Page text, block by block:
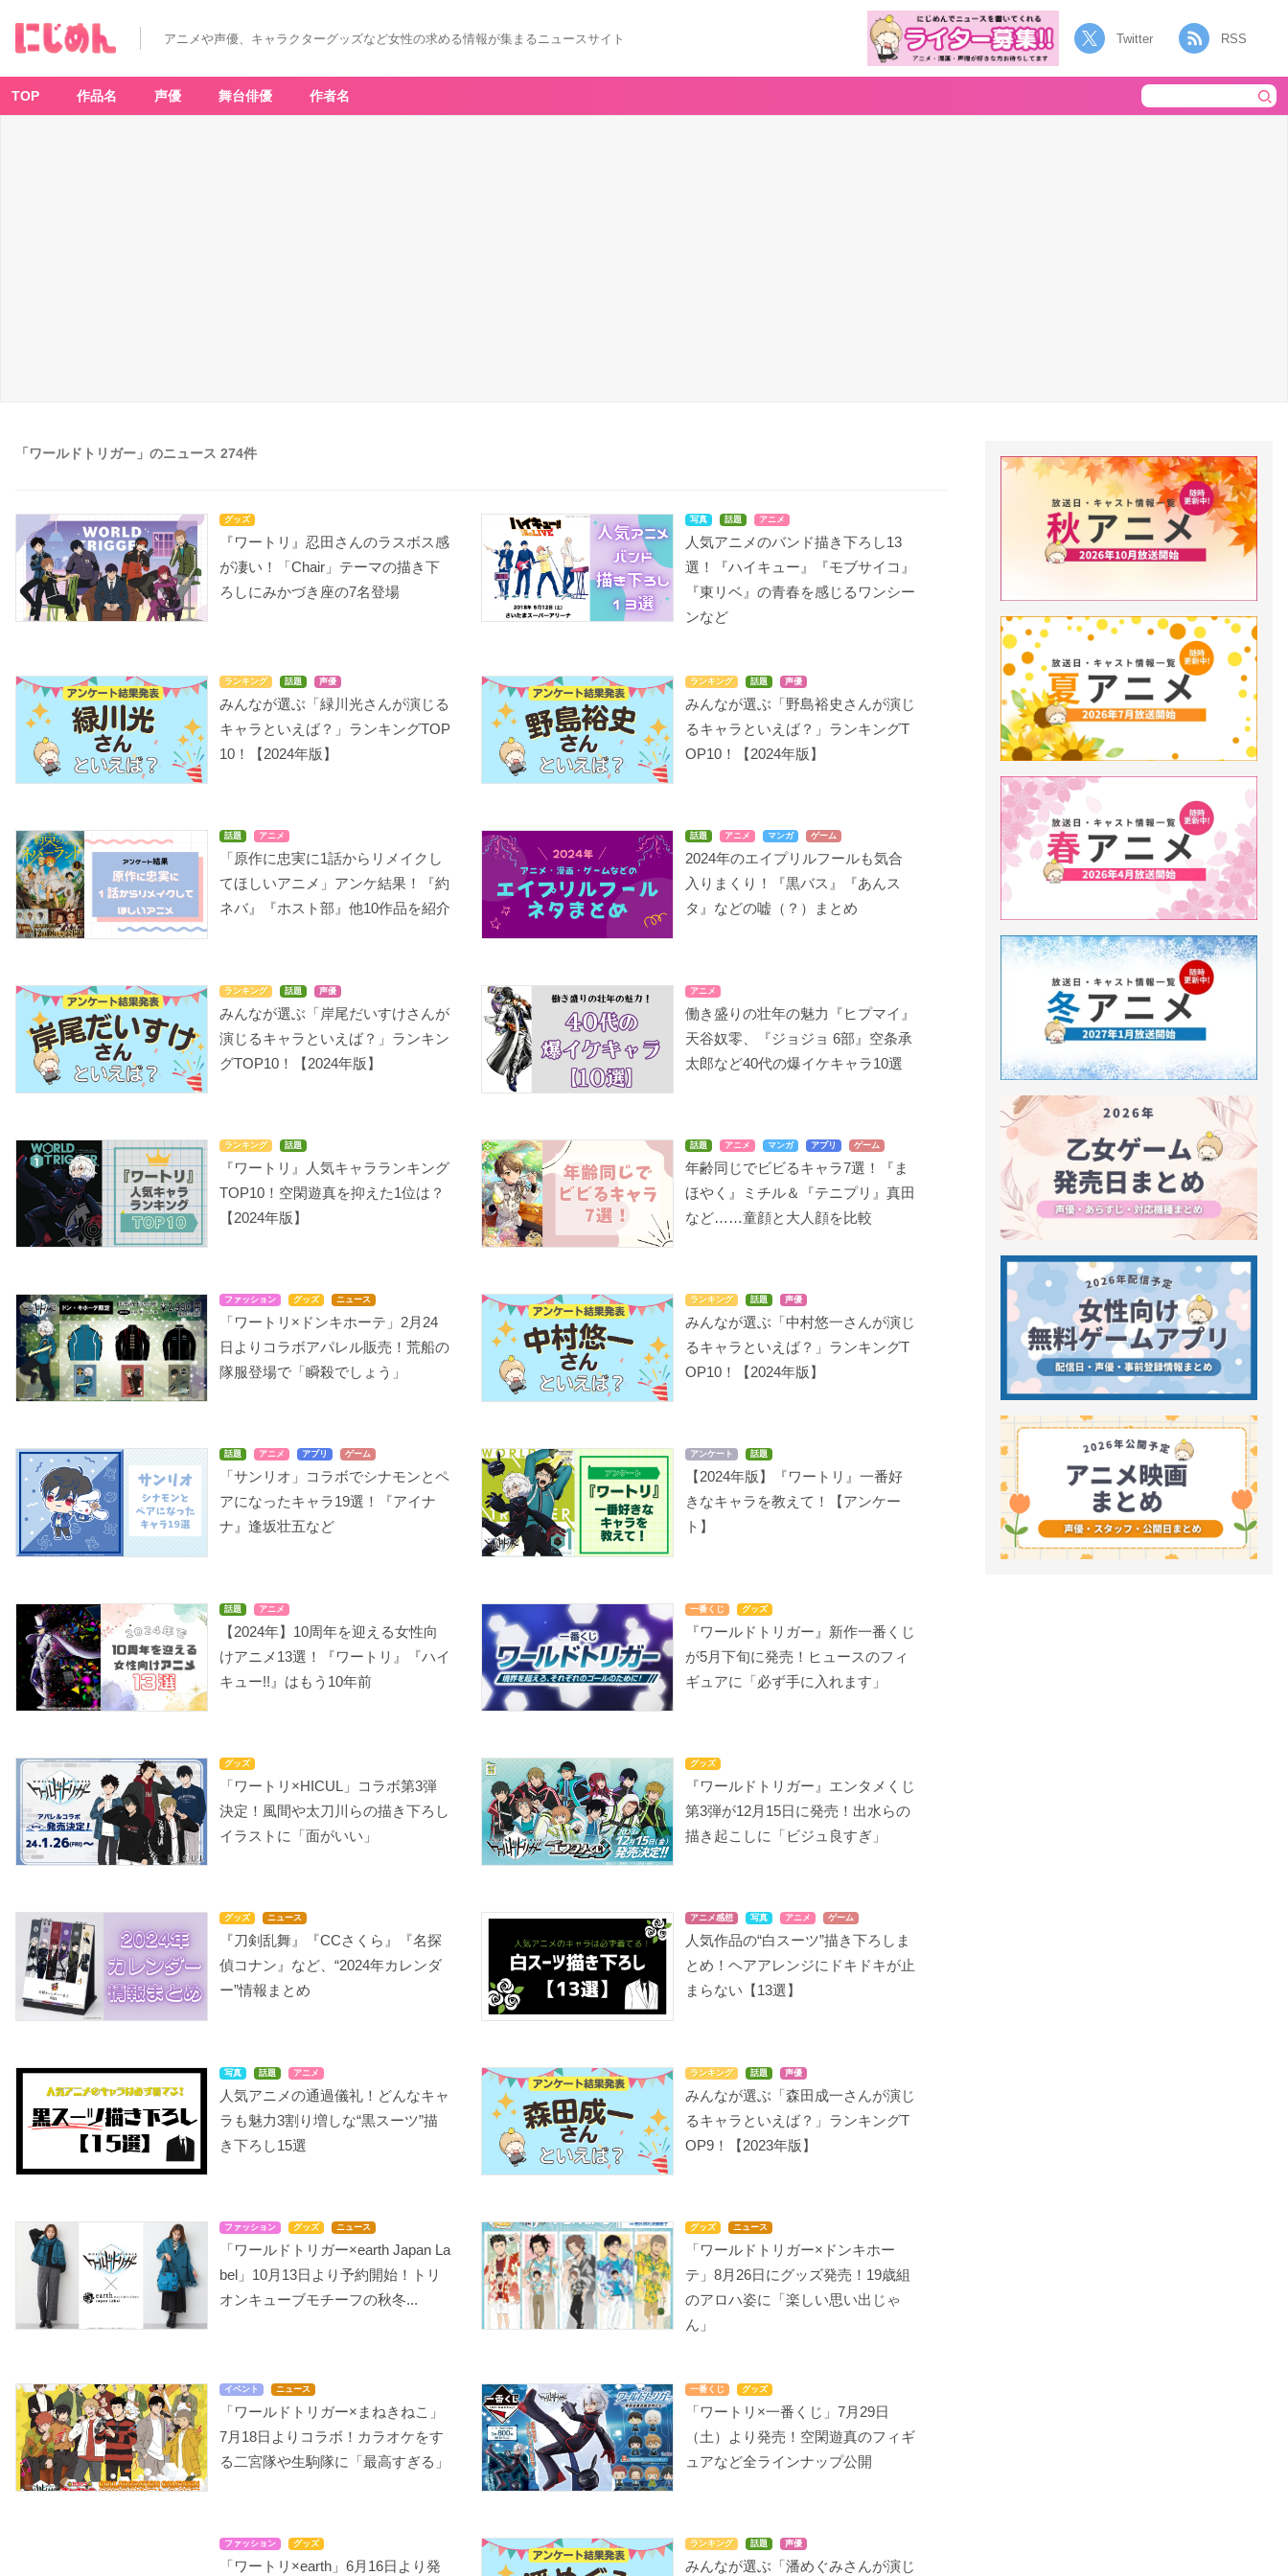
アニメや声優、キャラクターグッズなど女性の求める情報が集まるニュースサイト Twitter RSS
TOP 作品名 声優 舞台俳優 作者名
「ワールドトリガー」のニュース 274件
グッズ
『ワートリ』忍田さんのラスボス感
が凄い！「Chair」テーマの描き下
ろしにみかづき座の7名登場
写真 話題 アニメ
人気アニメのバンド描き下ろし13
選！『ハイキュー』『モブサイコ』
『東リベ』の青春を感じるワンシー
ンなど
ランキング 話題 声優
みんなが選ぶ「緑川光さんが演じる
キャラといえば？」ランキングTOP
10！【2024年版】
ランキング 話題 声優
みんなが選ぶ「野島裕史さんが演じ
るキャラといえば？」ランキングT
OP10！【2024年版】
話題 アニメ
「原作に忠実に1話からリメイクし
てほしいアニメ」アンケ結果！『約
ネバ』『ホスト部』他10作品を紹介
話題 アニメ マンガ ゲーム
2024年のエイプリルフールも気合
入りまくり！『黒バス』『あんス
タ』などの嘘（？）まとめ
ランキング 話題 声優
みんなが選ぶ「岸尾だいすけさんが
演じるキャラといえば？」ランキン
グTOP10！【2024年版】
アニメ
働き盛りの壮年の魅力『ヒプマイ』
天谷奴零、『ジョジョ 6部』空条承
太郎など40代の爆イケキャラ10選
ランキング 話題
『ワートリ』人気キャラランキング
TOP10！空閑遊真を抑えた1位は？
【2024年版】
話題 アニメ マンガ アプリ ゲーム
年齢同じでビビるキャラ7選！『ま
ほやく』ミチル＆『テニプリ』真田
など……童顔と大人顔を比較
ファッション グッズ ニュース
「ワートリ×ドンキホーテ」2月24
日よりコラボアパレル販売！荒船の
隊服登場で「瞬殺でしょう」
ランキング 話題 声優
みんなが選ぶ「中村悠一さんが演じ
るキャラといえば？」ランキングT
OP10！【2024年版】
話題 アニメ アプリ ゲーム
「サンリオ」コラボでシナモンとペ
アになったキャラ19選！『アイナ
ナ』逢坂壮五など
アンケート 話題
【2024年版】『ワートリ』一番好
きなキャラを教えて！【アンケー
ト】
話題 アニメ
【2024年】10周年を迎える女性向
けアニメ13選！『ワートリ』『ハイ
キュー!!』はもう10年前
一番くじ グッズ
『ワールドトリガー』新作一番くじ
が5月下旬に発売！ヒュースのフィ
ギュアに「必ず手に入れます」
グッズ
「ワートリ×HICUL」コラボ第3弾
決定！風間や太刀川らの描き下ろし
イラストに「面がいい」
グッズ
『ワールドトリガー』エンタメくじ
第3弾が12月15日に発売！出水らの
描き起こしに「ビジュ良すぎ」
グッズ ニュース
『刀剣乱舞』『CCさくら』『名探
偵コナン』など、“2024年カレンダ
ー”情報まとめ
アニメ感想 写真 アニメ ゲーム
人気作品の“白スーツ”描き下ろしま
とめ！ヘアアレンジにドキドキが止
まらない【13選】
写真 話題 アニメ
人気アニメの通過儀礼！どんなキャ
ラも魅力3割り増しな“黒スーツ”描
き下ろし15選
ランキング 話題 声優
みんなが選ぶ「森田成一さんが演じ
るキャラといえば？」ランキングT
OP9！【2023年版】
ファッション グッズ ニュース
「ワールドトリガー×earth Japan La
bel」10月13日より予約開始！トリ
オンキューブモチーフの秋冬...
グッズ ニュース
「ワールドトリガー×ドンキホー
テ」8月26日にグッズ発売！19歳組
のアロハ姿に「楽しい思い出じゃ
ん」
イベント ニュース
「ワールドトリガー×まねきねこ」
7月18日よりコラボ！カラオケをす
る二宮隊や生駒隊に「最高すぎる」
一番くじ グッズ
「ワートリ×一番くじ」7月29日
（土）より発売！空閑遊真のフィギ
ュアなど全ラインナップ公開
ファッション グッズ
「ワートリ×earth」6月16日より発
ランキング 話題 声優
みんなが選ぶ「潘めぐみさんが演じ